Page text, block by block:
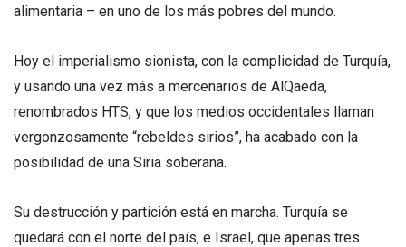
alimentaria – en uno de los más pobres del mundo.
Hoy el imperialismo sionista, con la complicidad de Turquía,
y usando una vez más a mercenarios de AlQaeda,
renombrados HTS, y que los medios occidentales llaman
vergonzosamente “rebeldes sirios”, ha acabado con la
posibilidad de una Siria soberana.
Su destrucción y partición está en marcha. Turquía se
quedará con el norte del país, e Israel, que apenas tres